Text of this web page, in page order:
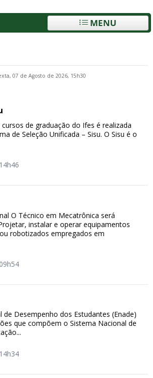
MENU
07 de Agosto de 2026, 15h30
de graduação do Ifes é realizada
de Seleção Unificada – Sisu. O Sisu é o
14h46
O Técnico em Mecatrônica será
instalar e operar equipamentos
robotizados empregados em
09h54
de Desempenho dos Estudantes (Enade)
que compõem o Sistema Nacional de
14h34